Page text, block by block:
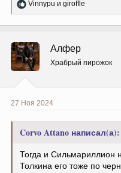
Р
е
ц
и
и
:
Vinnypu и giroffle
Алфер
Храбрый пирожок
27 Ноя 2024
Corvo Attano написал(а):
Тогда и Сильмариллион
Толкина его тоже по